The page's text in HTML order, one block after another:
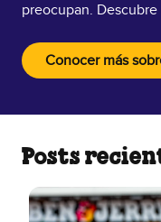
preocupan.
Conocer más
Posts